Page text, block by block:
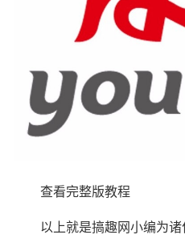
查看完整版教程
以上就是搞趣网小编为诸